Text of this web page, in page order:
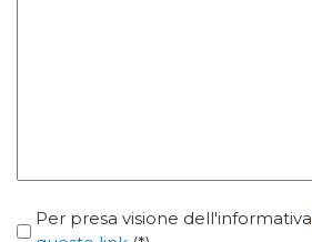
Per presa visione dell'informativa